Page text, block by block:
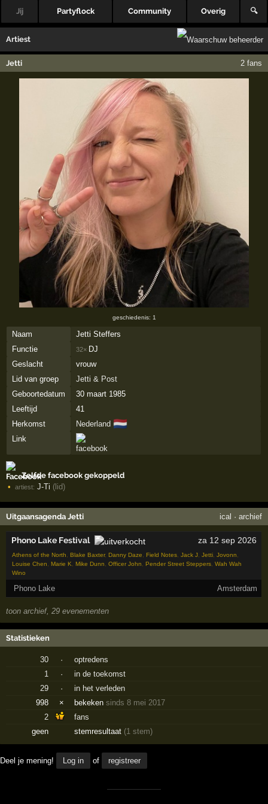
Jij Partyflock Community Overig 🔍
Artiest
Jetti 2 fans
geschiedenis: 1
Naam
Jetti Steffers
Functie
32× DJ
Geslacht
vrouw
Lid van groep
Jetti & Post
Geboortedatum
30 maart 1985
Leeftijd
41
Herkomst
Nederland 🇳🇱
Link
Zelfde facebook gekoppeld
artiest: J-Ti (lid)
Uitgaansagenda Jetti ical · archief
Phono Lake Festival za 12 sep 2026
Athens of the North,Blake Baxter,Danny Daze,Field Notes,Jack J,Jetti,Jovonn,
Louise Chen,Marie K,Mike Dunn,Officer John,Pender Street Steppers,Wah Wah
Wino
Phono Lake Amsterdam
toon archief, 29 evenementen
Statistieken
30 ·
optredens
1
·
in de toekomst
29
·
in het verleden
998
× bekekensinds 8 mei 2017
2
fans
geen
stemresultaat (1 stem)
Deel je mening! Log in of registreer